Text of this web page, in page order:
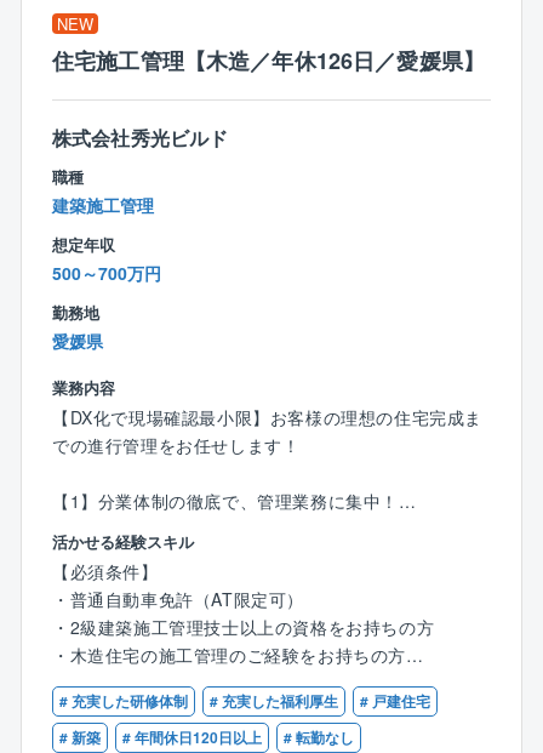
■座学研修
∟CADの使い方や打ち合わせ時のポイントを学びま
す。
■先輩社員との同行
∟まずは図面のトレースなど簡単な業務からスター
ト。
■独り立ちまでのサポート
∟未経験者でも約1年で独り立ちが可能。
経験者にはスキルに応じた業務をお任せします。
◆お客様の理想を叶えるやりがい◆
「こんな家を建てたい」というお客様の理想を叶えら
れることが、注文住宅設計の面白さ。
「子どもがのびのびと遊べる家が良い」「趣味の部屋
を作りたい」など希望はさまざまです！
お客様と直接関わることができるからこそ、一つひと
つのこだわりを実現できるやりがいがあります！
〈チーム組織構成〉
20代～60代まで幅広い年齢層の社員が活躍中。
いずれの拠点も、明るい声が響き、活気にあふれた雰
囲気で、わからないことがあれば気軽に質問できる環
境が整っています。
中途入社も多く、壁を感じることなく馴染むことがで
きる環境です。
NEW
住宅施工管理【木造／年休126日／愛媛県】
株式会社秀光ビルド
職種
建築施工管理
想定年収
500～700万円
勤務地
愛媛県
業務内容
【DX化で現場確認最小限】お客様の理想の住宅完成ま
での進行管理をお任せします！
【1】分業体制の徹底で、管理業務に集中！
・営業：着工前までの打ち合わせ対応
・インテリアコーディネーター：プレゼン資料作成
・メンテナンス担当：引き渡し後のフォロー
…と分業制のため、施工管理は【原価・工程・品質・
安全管理】に注力できます！
1人あたり、6案件程を担当。1案件あたり平均3カ月～
4カ月程です。
活かせる経験スキル
【必須条件】
・普通自動車免許（AT限定可）
・2級建築施工管理技士以上の資格をお持ちの方
・木造住宅の施工管理のご経験をお持ちの方
【歓迎条件】
・1級建築施工管理をお持ちの方
# 充実した研修体制 # 充実した福利厚生
# 戸建住宅
# 新築
# 年間休日120日以上 # 転勤なし